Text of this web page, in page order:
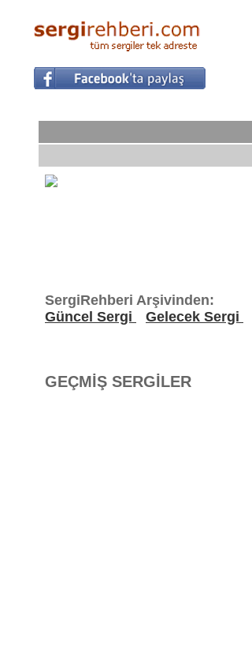
SergiRehberi Arşivinden:
Güncel Sergi
Gelecek Sergi
GEÇMİŞ SERGİLER